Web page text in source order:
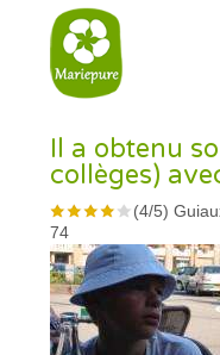
Il a obtenu
collèges)
(4/5)
74